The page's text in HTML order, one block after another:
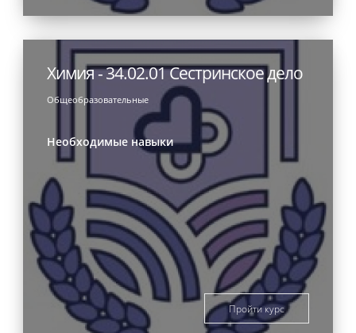
Химия - 34.02.01 Сестринское дело
Общеобразовательные
Необходимые навыки
Пройти курс